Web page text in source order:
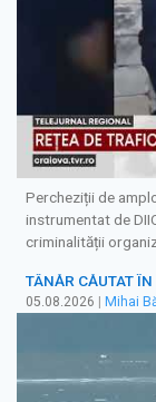
Percheziții de
instrumentat de
criminalității
TÂNĂR CĂUTAT
05.08.2026 Mihai